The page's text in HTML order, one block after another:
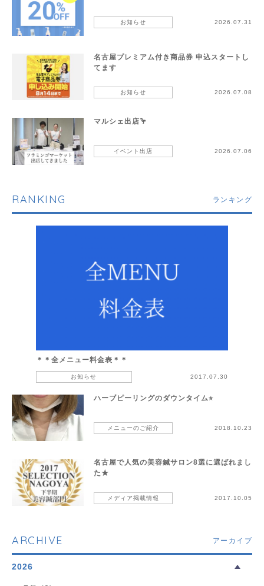
お知らせ 2026.07.31
名古屋プレミアム付き商品券 申込スタートし
てます
お知らせ 2026.07.08
マルシェ出店🦩
イベント出店 2026.07.06
RANKING ランキング
＊＊全メニュー料金表＊＊
お知らせ 2017.07.30
ハーブピーリングのダウンタイム⭐︎
メニューのご紹介 2018.10.23
名古屋で人気の美容鍼サロン8選に選ばれまし
た★
メディア掲載情報 2017.10.05
ARCHIVE アーカイブ
2026